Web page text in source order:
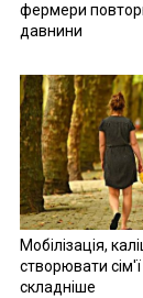
фермери
давнини
Мобілізація,
створювати сім'ї
складніше